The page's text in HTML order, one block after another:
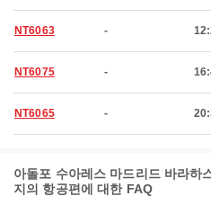
NT6063 -
NT6075 -
NT6065 -
아돌포 수아레스 마드리드 바라
지의 항공편에 대한 FAQ